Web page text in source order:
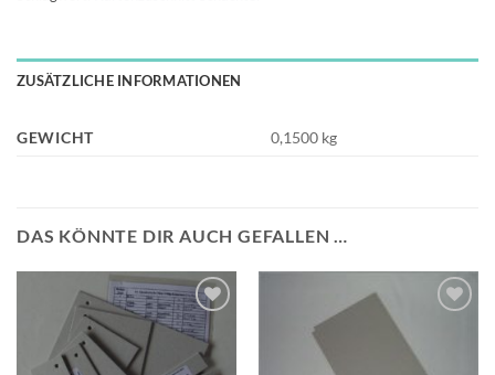
ZUSÄTZLICHE INFORMATIONEN
GEWICHT 0,1500 kg
DAS KÖNNTE DIR AUCH GEFALLEN …
Auf die
Wunschliste
Wunschliste